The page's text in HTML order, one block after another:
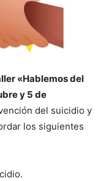
«Hablemos del
y 5 de
del suicidio y
los siguientes